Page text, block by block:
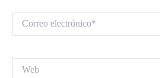
electrónico*